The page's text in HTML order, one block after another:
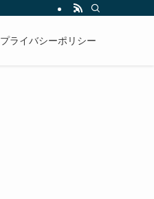
プライバシーポリシー